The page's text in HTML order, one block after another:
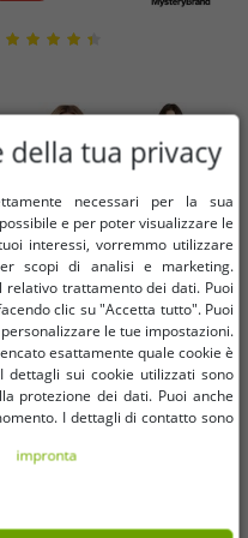
Taglie disponibili
36 38 40 42 44 46
cappotto in lana e piumino 2
della tua privacy
necessari per la sua
e per poter visualizzare le
interessi, vorremmo utilizzare
scopi di analisi e marketing.
trattamento dei dati. Puoi
clic su "Accetta tutto". Puoi
le tue impostazioni.
esattamente quale cookie è
dettagli sui cookie utilizzati sono
protezione dei dati. Puoi anche
I dettagli di contatto sono
impronta